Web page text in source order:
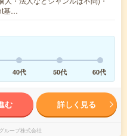
基…
40代 50代 60代
む 詳しく見る
ループ株式会社